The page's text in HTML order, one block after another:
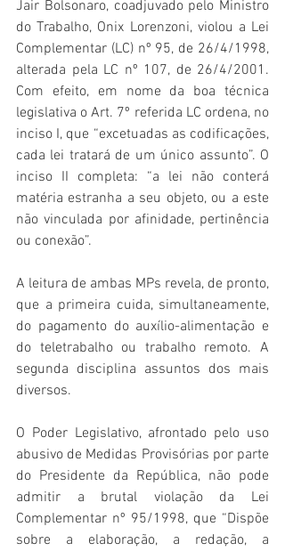
Jair Bolsonaro, coadjuvado pelo Ministro
do Trabalho, Onix Lorenzoni, violou a Lei
Complementar (LC) nº 95, de 26/4/1998,
alterada pela LC nº 107, de 26/4/2001.
Com efeito, em nome da boa técnica
legislativa o Art. 7º referida LC ordena, no
inciso I, que “excetuadas as codificações,
cada lei tratará de um único assunto”. O
inciso II completa: “a lei não conterá
matéria estranha a seu objeto, ou a este
não vinculada por afinidade, pertinência
ou conexão”.
A leitura de ambas MPs revela, de pronto,
que a primeira cuida, simultaneamente,
do pagamento do auxílio-alimentação e
do teletrabalho ou trabalho remoto. A
segunda disciplina assuntos dos mais
diversos.
O Poder Legislativo, afrontado pelo uso
abusivo de Medidas Provisórias por parte
do Presidente da República, não pode
admitir a brutal violação da Lei
Complementar nº 95/1998, que “Dispõe
sobre a elaboração, a redação, a